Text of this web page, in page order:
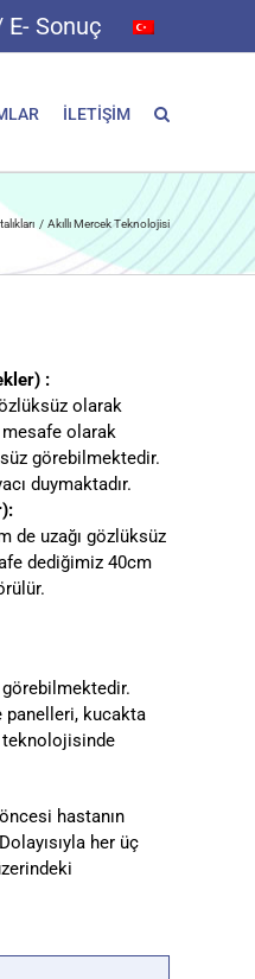
E- Sonuç
İLETİŞİM
Akıllı Mercek Teknolojisi
:
olarak
mesafe olarak
görebilmektedir.
duymaktadır.
de uzağı gözlüksüz
dediğimiz 40cm
görebilmektedir.
panelleri, kucakta
teknolojisinde
hastanın
her üç